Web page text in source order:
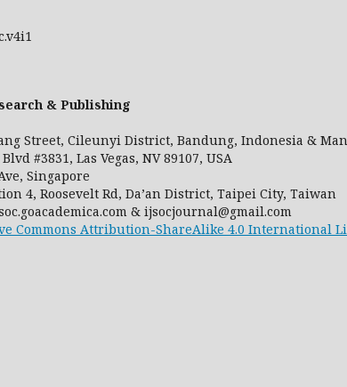
& Publishing
Street, Cileunyi District, Bandung, Indonesia &
Las Vegas, NV 89107, USA
Singapore
4, Roosevelt Rd, Da’an District, Taipei City, Taiwan
& ijsocjournal@gmail.com
Commons Attribution-ShareAlike 4.0 International